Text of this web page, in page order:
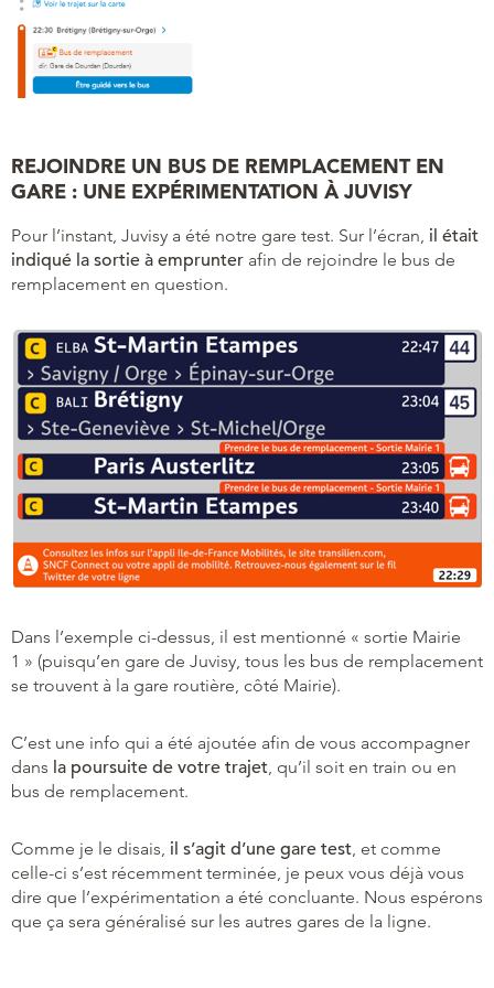
REJOINDRE UN BUS DE REMPLACEMENT EN
GARE : UNE EXPÉRIMENTATION À JUVISY
Pour l’instant, Juvisy a été notre gare test. Sur l’écran, il était
indiqué la sortie à emprunter afin de rejoindre le bus de
remplacement en question.
Dans l’exemple ci-dessus, il est mentionné « sortie Mairie
1 » (puisqu’en gare de Juvisy, tous les bus de remplacement
se trouvent à la gare routière, côté Mairie).
C’est une info qui a été ajoutée afin de vous accompagner
dans la poursuite de votre trajet, qu’il soit en train ou en
bus de remplacement.
Comme je le disais, il s’agit d’une gare test, et comme
celle-ci s’est récemment terminée, je peux vous déjà vous
dire que l’expérimentation a été concluante. Nous espérons
que ça sera généralisé sur les autres gares de la ligne.